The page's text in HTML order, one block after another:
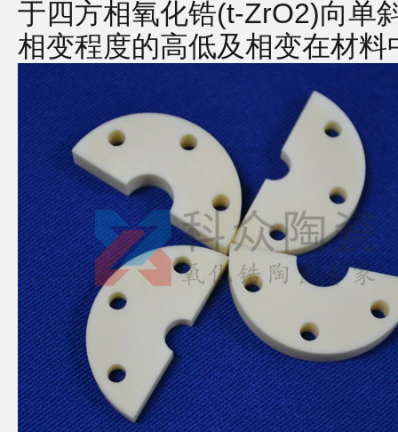
于四方相氧化锆(t-ZrO2)向单
相变程度的高低及相变在材料